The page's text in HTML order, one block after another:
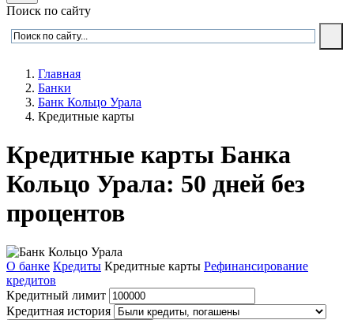
Поиск по сайту
Главная
Банки
Банк Кольцо Урала
Кредитные карты
Кредитные карты Банка
Кольцо Урала: 50 дней без
процентов
О банке Кредиты Кредитные карты Рефинансирование
кредитов
Кредитный лимит
Кредитная история